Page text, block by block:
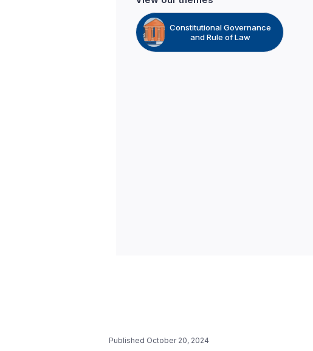
Constitutional Governance
and Rule of Law
Published October 20, 2024